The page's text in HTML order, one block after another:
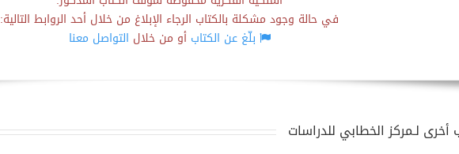
في حالة وجود مشكلة بالكتاب الرجاء الإبلاغ من خلال أحد الروابط التالية:
بلّغ عن الكتابأو من خلال التواصل معنا
أخرى لـمركز الخطابي للدراسات